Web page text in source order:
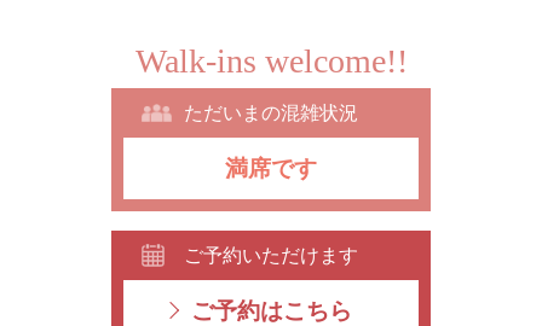
ただいまの混雑状況
満席です
Walk-ins welcome!!
ご予約いただけます
ご予約はこちら